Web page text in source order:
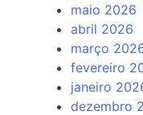
maio 2026
abril 2026
março
fevereiro
janeiro
dezembro